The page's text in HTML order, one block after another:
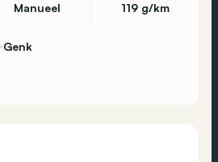
Manueel 119 g/km
Genk